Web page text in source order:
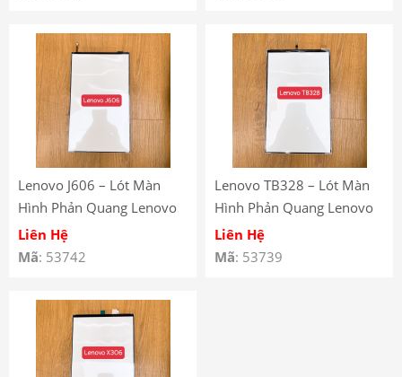
Lenovo J606 – Lót Màn
Hình Phản Quang Lenovo
Tab P11 J606 – Lenovo Tab
P11 J606 Backlight
Liên Hệ
Mã: 53742
Lenovo TB328 – Lót Màn
Hình Phản Quang Lenovo
Tab M10 (Gen 3) Lenovo
TB-328 – Lenovo Tab M10
Liên Hệ
Mã: 53739